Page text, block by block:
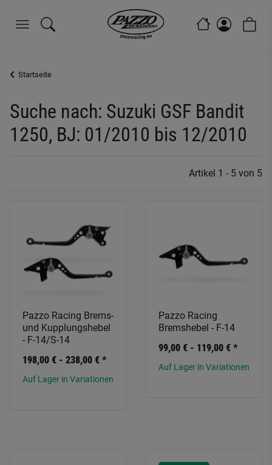
Startseite
Suche nach: Suzuki GSF Bandit
1250, BJ: 01/2010 bis 12/2010
Artikel 1 - 5 von 5
Pazzo Racing Brems-
und Kupplungshebel
- F-14/S-14
198,00 € - 238,00 € *
Auf Lager in Variationen
Pazzo Racing
Bremshebel - F-14
99,00 € - 119,00 € *
Auf Lager in Variationen